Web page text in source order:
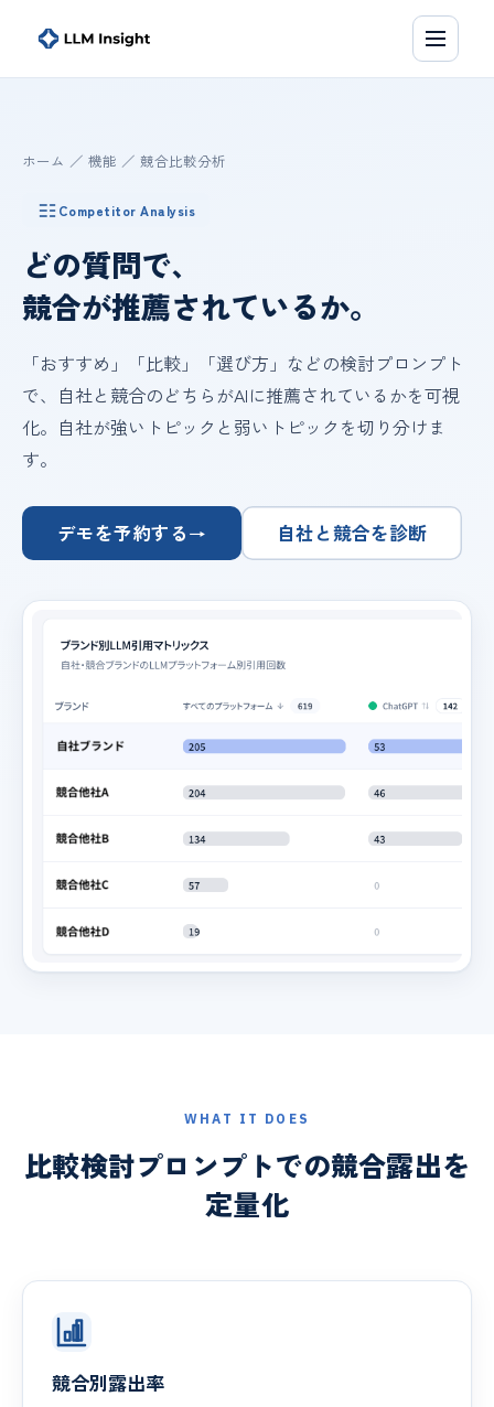
ホーム ／ 機能 ／ 競合比較分析
Competitor Analysis
どの質問で、
競合が推薦されているか。
「おすすめ」「比較」「選び方」などの検討プロンプト
で、自社と競合のどちらがAIに推薦されているかを可視
化。自社が強いトピックと弱いトピックを切り分けま
す。
デモを予約する→ 自社と競合を診断
WHAT IT DOES
比較検討プロンプトでの競合露出を
定量化
競合別露出率